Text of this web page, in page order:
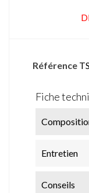
Référence
Fiche
Entretien
Conseils